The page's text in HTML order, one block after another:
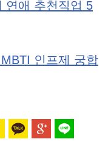
연애 추천직업 5
인프제 궁합